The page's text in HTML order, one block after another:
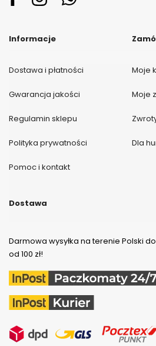
Informacje
Dostawa i płatności
Gwarancja jakości
Regulamin sklepu
Polityka prywatności
Pomoc i kontakt
Moje
Moje
Dla
Dostawa
Darmowa wysyłka na terenie Polski
od 100 zł!